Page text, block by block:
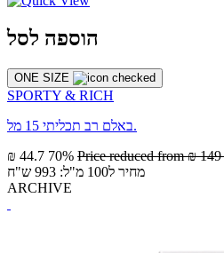
הוספה לסל
ONE SIZE
SPORTY & RICH
באלם רב תכליתי 15 מל.
₪ 44.7 70% Price reduced from₪ 149
מחיר ל100 מ"ל: 993 ש"ח
ARCHIVE